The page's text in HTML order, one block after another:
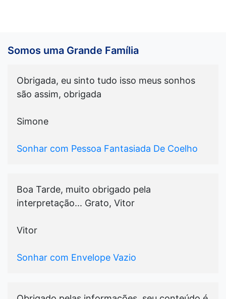
Somos uma Grande Família
Obrigada, eu sinto tudo isso meus sonhos
são assim, obrigada
Simone
Sonhar com Pessoa Fantasiada De Coelho
Boa Tarde, muito obrigado pela
interpretação... Grato, Vitor
Vitor
Sonhar com Envelope Vazio